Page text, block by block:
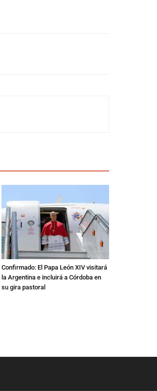
Confirmado: El Papa León XIV visitará
la Argentina e incluirá a Córdoba en
su gira pastoral